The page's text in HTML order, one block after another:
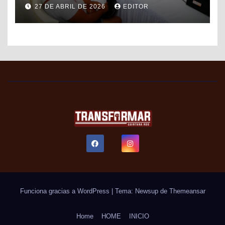
PROGRESO DEL SAT PARA
FACILITAR TRÁMITES FISCALES
27 DE ABRIL DE 2026 EDITOR
Funciona gracias a WordPress Tema: Newsup de Themeansar
Home HOME INICIO